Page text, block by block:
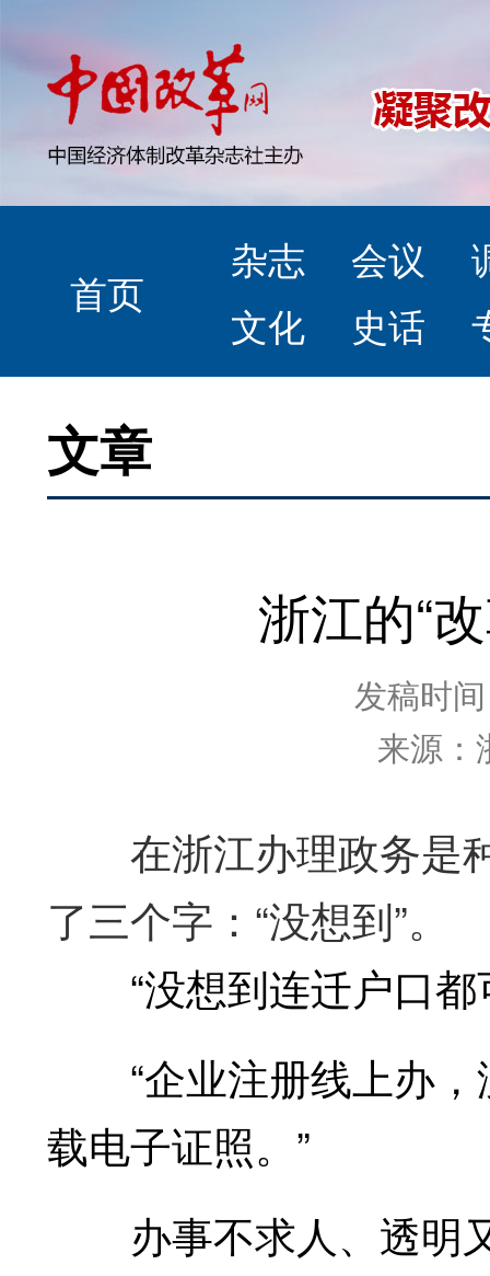
首页
杂志 会议
文化
史话
文章
浙江的“
发稿时
来源：
在浙江办理政务是
了三个字：“没想到”。
“没想到连迁户口都
“企业注册线上办，
载电子证照。”
办事不求人、透明